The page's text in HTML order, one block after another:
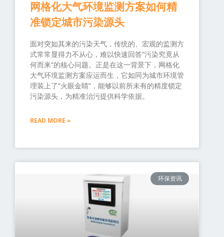
网格化大气环境监测方案如何精
准锁定城市污染源头
面对突如其来的污染天气，传统的、宏观的监测方
式常常显得力不从心，难以快速回答“污染究竟从
何而来”的核心问题。正是在这一背景下，网格化
大气环境监测方案应运而生，它如同为城市环境管
理装上了“火眼金睛”，能够以前所未有的精度锁定
污染源头，为精准治污提供科学依据。
READ MORE »
环保资讯